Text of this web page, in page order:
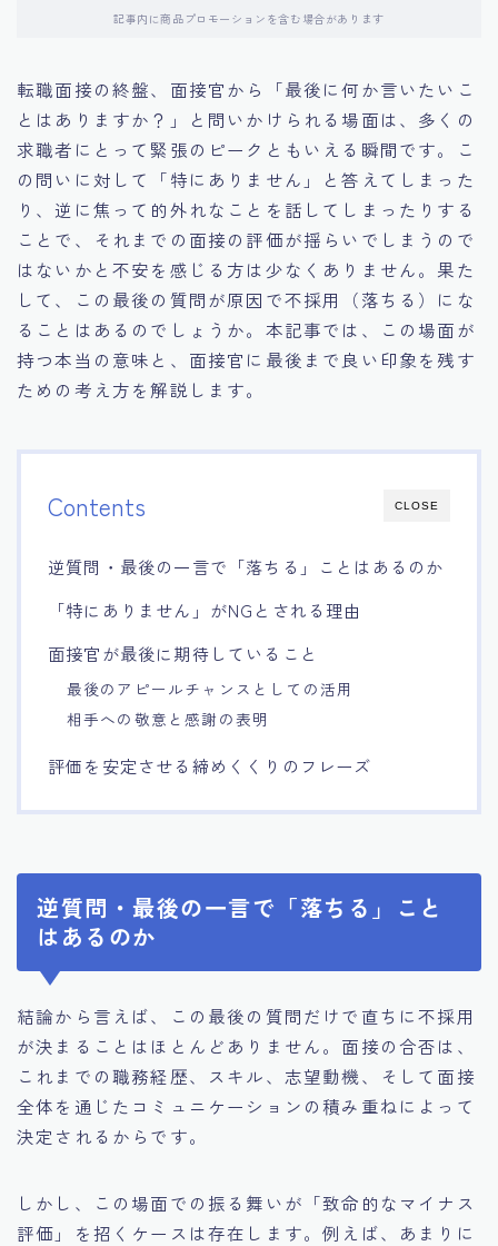
14.キャリアアップのための面接戦略
15.職場適応力をアピールする方法
16.エージェントと良好な関係を築く方法
17.面接でブランクを効果的に伝える方法
18.転職後の職場に適応するためのヒント
記事内に商品プロモーションを含む場合があります
転職面接の終盤、面接官から「最後に何か言いたいこ
とはありますか？」と問いかけられる場面は、多くの
求職者にとって緊張のピークともいえる瞬間です。こ
の問いに対して「特にありません」と答えてしまった
り、逆に焦って的外れなことを話してしまったりする
ことで、それまでの面接の評価が揺らいでしまうので
はないかと不安を感じる方は少なくありません。果た
して、この最後の質問が原因で不採用（落ちる）にな
ることはあるのでしょうか。本記事では、この場面が
持つ本当の意味と、面接官に最後まで良い印象を残す
ための考え方を解説します。
CLOSE
Contents
逆質問・最後の一言で「落ちる」ことはあるのか
「特にありません」がNGとされる理由
面接官が最後に期待していること
最後のアピールチャンスとしての活用
相手への敬意と感謝の表明
評価を安定させる締めくくりのフレーズ
逆質問・最後の一言で「落ちる」こと
はあるのか
結論から言えば、この最後の質問だけで直ちに不採用
が決まることはほとんどありません。面接の合否は、
これまでの職務経歴、スキル、志望動機、そして面接
全体を通じたコミュニケーションの積み重ねによって
決定されるからです。
しかし、この場面での振る舞いが「致命的なマイナス
評価」を招くケースは存在します。例えば、あまりに